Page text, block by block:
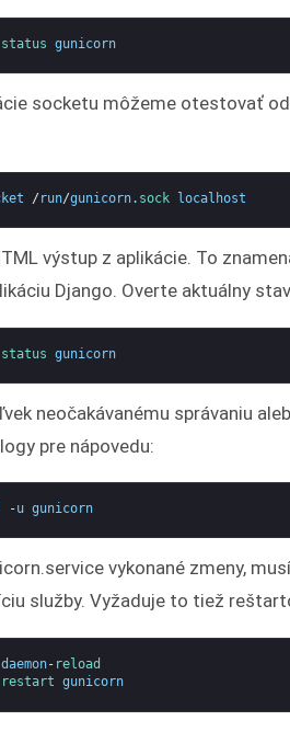
status gunicorn
socketu môžeme otestovať
/ run/gunicorn. sock localhost
výstup z aplikácie. To
Django. Overte aktuálny
status gunicorn
neočakávanému správaniu
pre nápovedu:
-u gunicorn
vykonané zmeny,
služby. Vyžaduje to tiež
daemon- reload
restart gunicorn